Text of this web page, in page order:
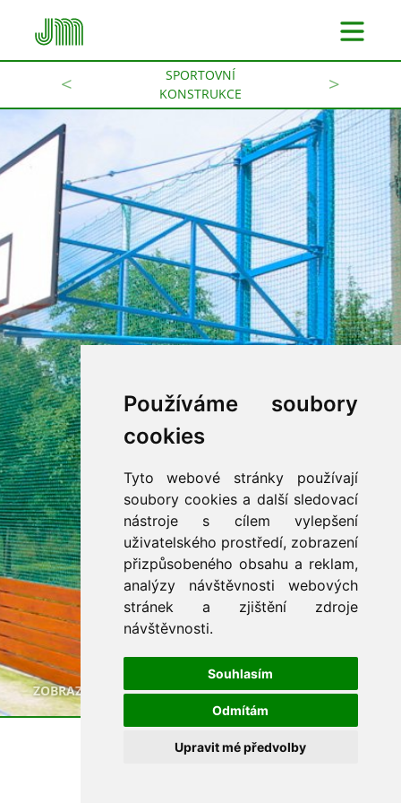
Používáme soubory
cookies
Tyto webové stránky používají
soubory cookies a další sledovací
nástroje s cílem vylepšení
uživatelského prostředí, zobrazení
přizpůsobeného obsahu a reklam,
analýzy návštěvnosti webových
stránek a zjištění zdroje
návštěvnosti.
Souhlasím
Odmítám
Upravit mé předvolby
<
SPORTOVNÍ
KONSTRUKCE
>
ZOBRAZ VŠE
JM Demicarr s.r.o.